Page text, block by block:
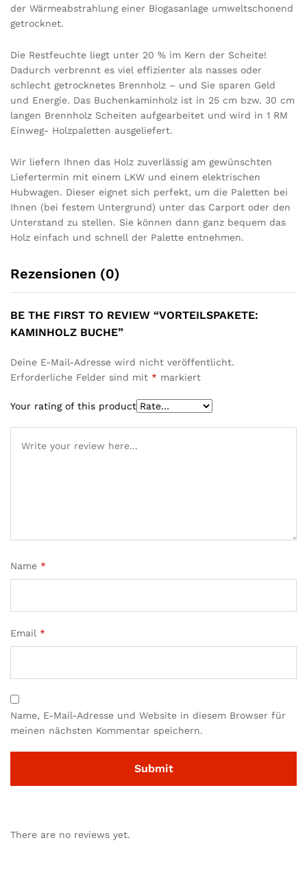
der Wärmeabstrahlung einer Biogasanlage umweltschonend
getrocknet.
Die Restfeuchte liegt unter 20 % im Kern der Scheite!
Dadurch verbrennt es viel effizienter als nasses oder
schlecht getrocknetes Brennholz – und Sie sparen Geld
und Energie. Das Buchenkaminholz ist in 25 cm bzw. 30 cm
langen Brennholz Scheiten aufgearbeitet und wird in 1 RM
Einweg- Holzpaletten ausgeliefert.
Wir liefern Ihnen das Holz zuverlässig am gewünschten
Liefertermin mit einem LKW und einem elektrischen
Hubwagen. Dieser eignet sich perfekt, um die Paletten bei
Ihnen (bei festem Untergrund) unter das Carport oder den
Unterstand zu stellen. Sie können dann ganz bequem das
Holz einfach und schnell der Palette entnehmen.
Rezensionen (0)
BE THE FIRST TO REVIEW “VORTEILSPAKETE:
KAMINHOLZ BUCHE”
Deine E-Mail-Adresse wird nicht veröffentlicht.
Erforderliche Felder sind mit * markiert
Your rating of this product
Name *
Email *
Name, E-Mail-Adresse und Website in diesem Browser für
meinen nächsten Kommentar speichern.
There are no reviews yet.